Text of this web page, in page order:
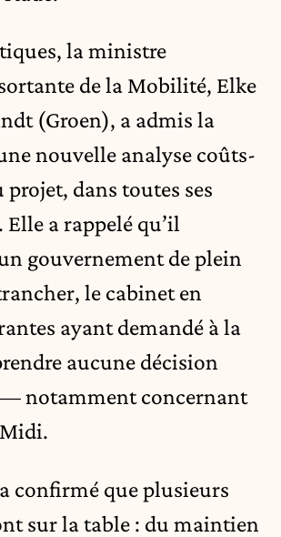
la ministre
de la Mobilité, Elke
(Groen), a admis la
nouvelle analyse coûts-
projet, dans toutes ses
a rappelé qu’il
gouvernement de plein
le cabinet en
ayant demandé à la
aucune décision
notamment concernant
confirmé que plusieurs
sur la table : du maintien